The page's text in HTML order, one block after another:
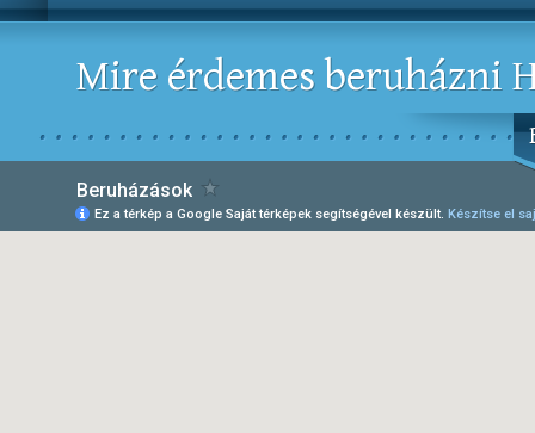
Mire érdemes beruházni